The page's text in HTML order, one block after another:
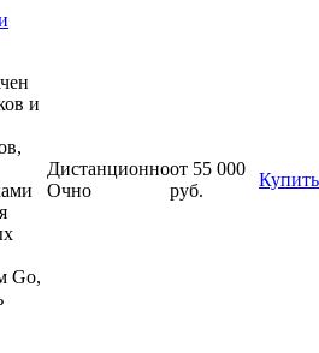
и
Go,
Дистанционно
Очно
от 55 000
руб.
Купить